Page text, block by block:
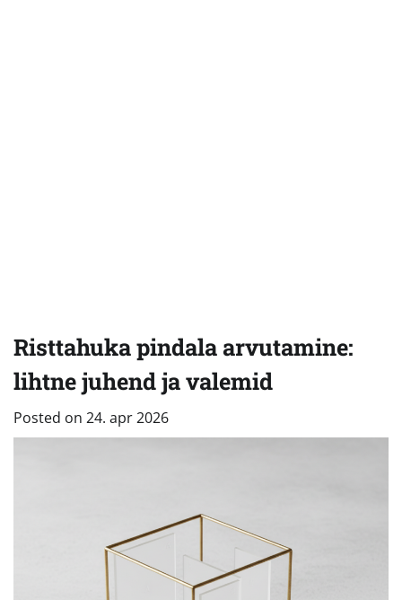
Risttahuka pindala arvutamine:
lihtne juhend ja valemid
Posted on 24. apr 2026